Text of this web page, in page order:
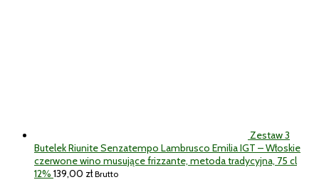
Zestaw 3
Butelek Riunite Senzatempo Lambrusco Emilia IGT – Włoskie
czerwone wino musujące frizzante, metoda tradycyjna, 75 cl
12% 139,00 zł Brutto